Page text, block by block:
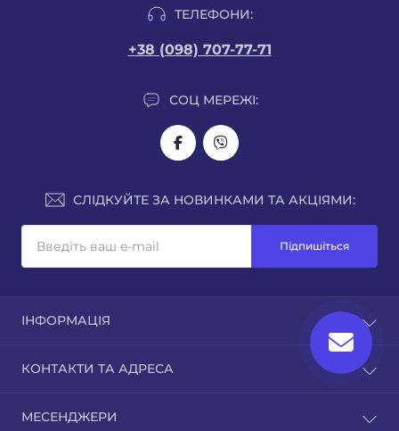
ТЕЛЕФОНИ:
+38 (098) 707-77-71
СОЦ МЕРЕЖІ:
СЛІДКУЙТЕ ЗА НОВИНКАМИ ТА АКЦІЯМИ:
Підпишіться
ІНФОРМАЦІЯ
Доставка
Гарантія
КОНТАКТИ ТА АДРЕСА
МЕСЕНДЖЕРИ